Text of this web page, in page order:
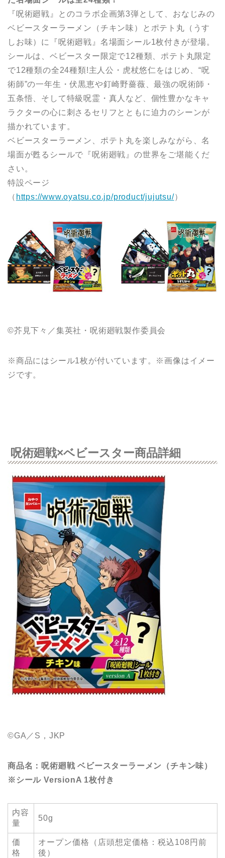
『呪術廻戦』とのコラボ企画第3弾として、おなじみの
ベビースターラーメン（チキン味）とポテト丸（うす
しお味）に『呪術廻戦』名場面シール1枚付きが登場。
シールは、ベビースター限定で12種類、ポテト丸限定
で12種類の全24種類!主人公・虎杖悠仁をはじめ、“呪
術師”の一年生・伏黒恵や釘崎野薔薇、最強の呪術師・
五条悟、そして特級呪霊・真人など、個性豊かなキャ
ラクターの心に刺さるセリフとともに迫力のシーンが
描かれています。
ベビースターラーメン、ポテト丸を楽しみながら、名
場面が甦るシールで『呪術廻戦』の世界をご堪能くだ
さい。
特設ページ
（ https://www.oyatsu.co.jp/product/jujutsu/）
©芥見下々／集英社・呪術廻戦製作委員会
※商品にはシール1枚が付いています。※画像はイメー
ジです。
呪術廻戦×ベビースター商品詳細
©GA／S，JKP
商品名：呪術廻戦 ベビースターラーメン（チキン味）
※シール VersionA 1枚付き
内容
量
50g
価
格
オープン価格（店頭想定価格：税込108円前
後）